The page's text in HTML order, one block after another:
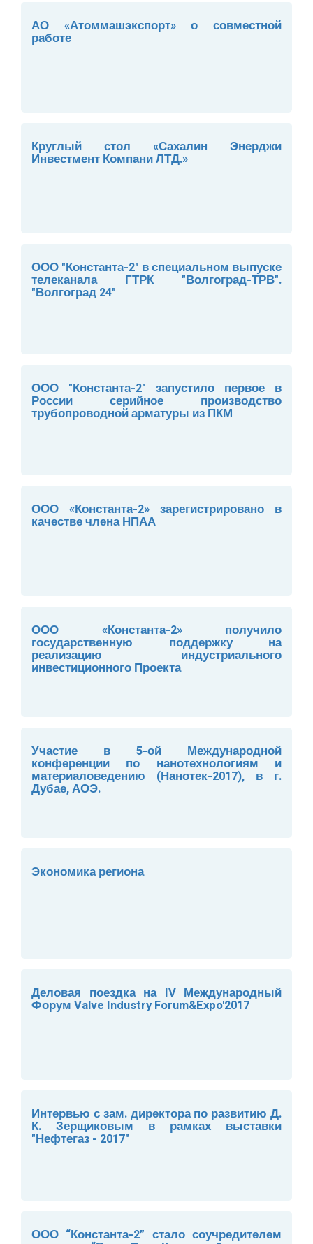
АО «Атоммашэкспорт» о совместной
работе
Круглый стол «Сахалин Энерджи
Инвестмент Компани ЛТД.»
ООО "Константа-2" в специальном выпуске
телеканала ГТРК "Волгоград-ТРВ".
"Волгоград 24"
ООО "Константа-2" запустило первое в
России серийное производство
трубопроводной арматуры из ПКМ
ООО «Константа-2» зарегистрировано в
качестве члена НПАА
ООО «Константа-2» получило
государственную поддержку на
реализацию индустриального
инвестиционного Проекта
Участие в 5-ой Международной
конференции по нанотехнологиям и
материаловедению (Нанотек-2017), в г.
Дубае, АОЭ.
Экономика региона
Деловая поездка на IV Международный
Форум Valve Industry Forum&Expo'2017
Интервью с зам. директора по развитию Д.
К. Зерщиковым в рамках выставки
"Нефтегаз - 2017"
ООО “Константа-2” стало соучредителем